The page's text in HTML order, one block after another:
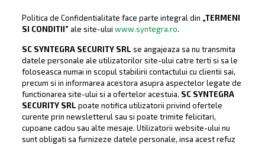
Politica de Confidentialitate face parte integral din „TERMENI
SI CONDITII” ale site-ului www.syntegra.ro.
SC SYNTEGRA SECURITY SRL se angajeaza sa nu transmita
datele personale ale utilizatorilor site-ului catre terti si sa le
foloseasca numai in scopul stabilirii contactului cu clientii sai,
precum si in informarea acestora asupra aspectelor legate de
functionarea site-ului si a ofertelor acestuia. SC SYNTEGRA
SECURITY SRL poate notifica utilizatorii privind ofertele
curente prin newsletterul sau si poate trimite felicitari,
cupoane cadou sau alte mesaje. Utilizatorii website-ului nu
sunt obligati sa furnizeze datele personale, insa acest refuz